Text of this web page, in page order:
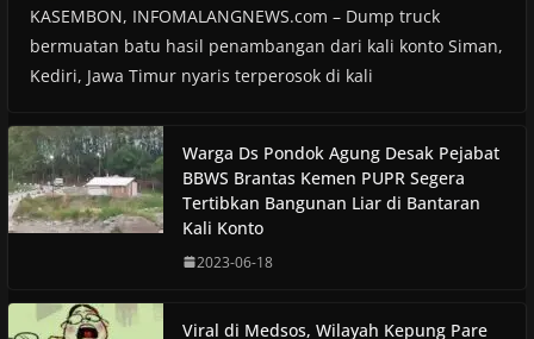
KASEMBON, INFOMALANGNEWS.com – Dump truck
bermuatan batu hasil penambangan dari kali konto Siman,
Kediri, Jawa Timur nyaris terperosok di kali
Warga Ds Pondok Agung Desak Pejabat
BBWS Brantas Kemen PUPR Segera
Tertibkan Bangunan Liar di Bantaran
Kali Konto
2023-06-18
Viral di Medsos, Wilayah Kepung Pare